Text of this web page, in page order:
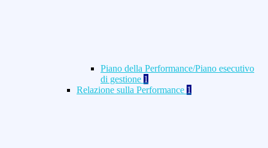
Piano della Performance/Piano esecutivo
di gestione 1
Relazione sulla Performance 1